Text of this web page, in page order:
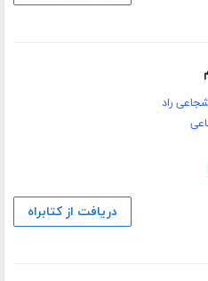
راد
دریافت از کتابراه